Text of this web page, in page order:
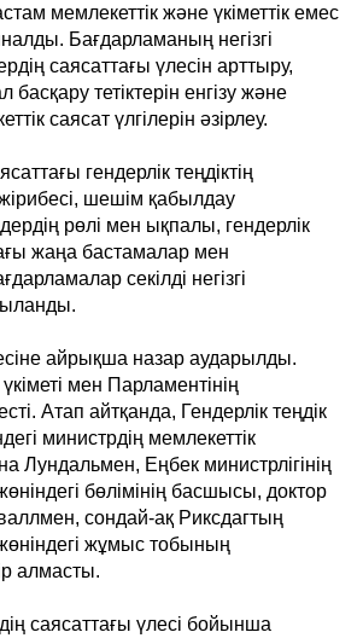
мемлекеттік және үкіметтік емес
Бағдарламаның негізгі
саясаттағы үлесін арттыру,
басқару тетіктерін енгізу және
саясат үлгілерін әзірлеу.
гендерлік теңдіктің
шешім қабылдау
рөлі мен ықпалы, гендерлік
жаңа бастамалар мен
секілді негізгі
айрықша назар аударылды.
мен Парламентінің
Атап айтқанда, Гендерлік теңдік
министрдің мемлекеттік
Лундальмен, Еңбек министрлігінің
бөлімінің басшысы, доктор
сондай-ақ Риксдагтың
жөніндегі жұмыс тобының
алмасты.
саясаттағы үлесі бойынша